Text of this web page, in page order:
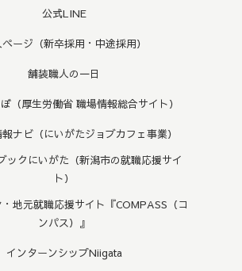
公式LINE
ージ（新卒採用・中途採用）
舗装職人の一日
（厚生労働省 職場情報総合サイト）
ナビ（にいがたジョブカフェ事業）
ックにいがた（新潟市の就職応援サイ
ト）
地元就職応援サイト『COMPASS（コ
ンパス）』
インターンシップNiigata